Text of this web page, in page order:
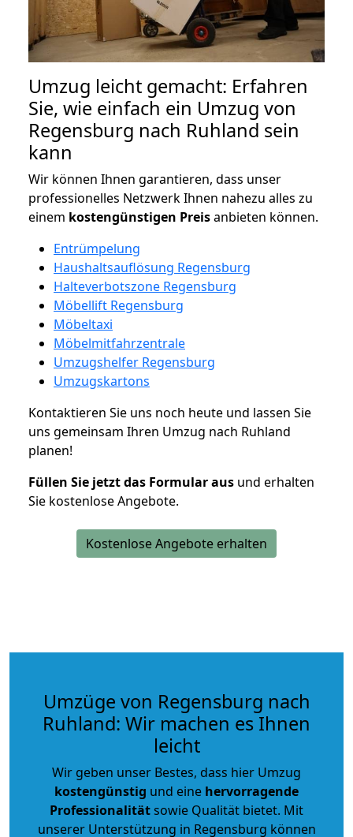
Umzug leicht gemacht: Erfahren
Sie, wie einfach ein Umzug von
Regensburg nach Ruhland sein
kann
Wir können Ihnen garantieren, dass unser
professionelles Netzwerk Ihnen nahezu alles zu
einem kostengünstigen Preisanbieten können.
Entrümpelung
Haushaltsauflösung Regensburg
Halteverbotszone Regensburg
Möbellift Regensburg
Möbeltaxi
Möbelmitfahrzentrale
Umzugshelfer Regensburg
Umzugskartons
Kontaktieren Sie uns noch heute und lassen Sie
uns gemeinsam Ihren Umzug nach Ruhland
planen!
Füllen Sie jetzt das Formular aus und erhalten
Sie kostenlose Angebote.
Kostenlose Angebote erhalten
Umzüge von Regensburg nach
Ruhland: Wir machen es Ihnen
leicht
Wir geben unser Bestes, dass hier Umzug
kostengünstig und eine hervorragende
Professionalitätsowie Qualität bietet. Mit
unserer Unterstützung in Regensburg können